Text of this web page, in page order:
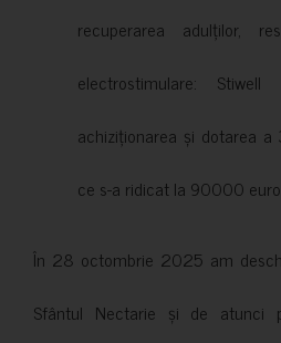
recuperarea adulților,
electrostimulare:
achiziționarea și dotarea a
ce s-a ridicat la 90000
În 28 octombrie 2025 am
Sfântul Nectarie și de